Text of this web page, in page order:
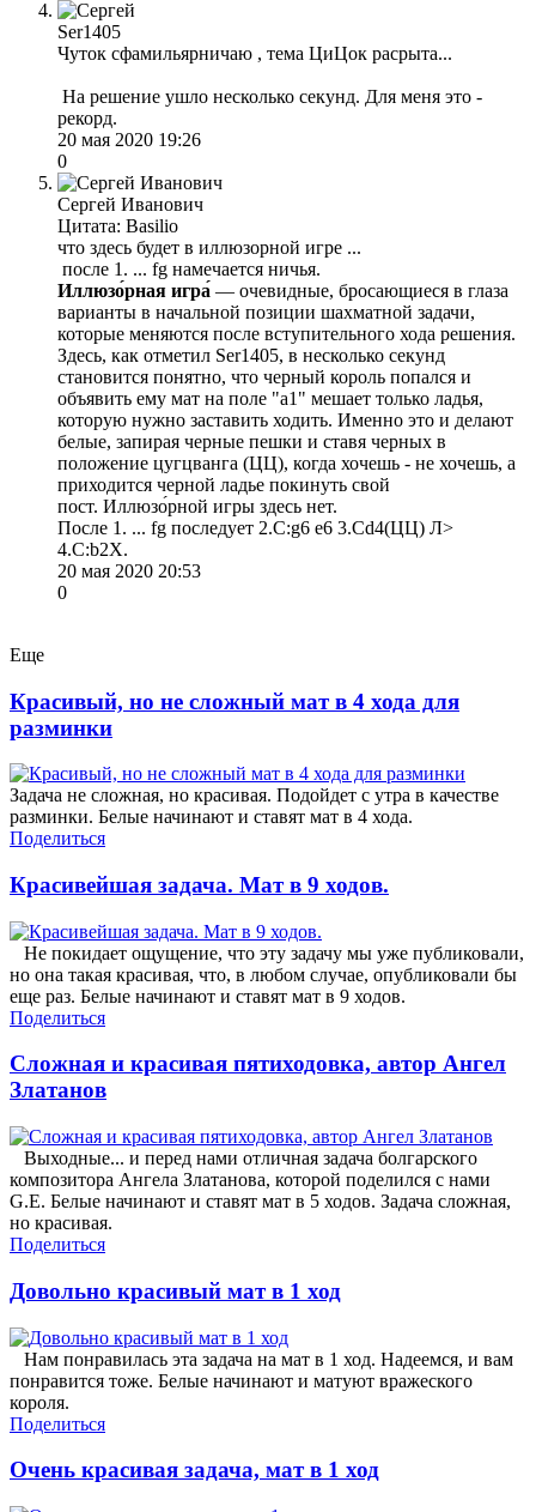
Ser1405
Чуток сфамильярничаю , тема ЦиЦок расрыта...
На решение ушло несколько секунд. Для меня это -
рекорд.
20 мая 2020 19:26
0
Сергей Иванович
Цитата: Basilio
что здесь будет в иллюзорной игре ...
после 1. ... fg намечается ничья.
Иллюзо́рная игра́ — очевидные, бросающиеся в глаза
варианты в начальной позиции шахматной задачи,
которые меняются после вступительного хода решения.
Здесь, как отметил Ser1405, в несколько секунд
становится понятно, что черный король попался и
объявить ему мат на поле "а1" мешает только ладья,
которую нужно заставить ходить. Именно это и делают
белые, запирая черные пешки и ставя черных в
положение цугцванга (ЦЦ), когда хочешь - не хочешь, а
приходится черной ладье покинуть свой
пост. Иллюзо́рной игры здесь нет.
После 1. ... fg последует 2.С:g6 е6 3.Сd4(ЦЦ) Л>
4.С:b2Х.
20 мая 2020 20:53
0
Еще
Красивый, но не сложный мат в 4 хода для
разминки
Задача не сложная, но красивая. Подойдет с утра в качестве
разминки. Белые начинают и ставят мат в 4 хода.
Поделиться
Красивейшая задача. Мат в 9 ходов.
Не покидает ощущение, что эту задачу мы уже публиковали,
но она такая красивая, что, в любом случае, опубликовали бы
еще раз. Белые начинают и ставят мат в 9 ходов.
Поделиться
Сложная и красивая пятиходовка, автор Ангел
Златанов
Выходные... и перед нами отличная задача болгарского
композитора Ангела Златанова, которой поделился с нами
G.E. Белые начинают и ставят мат в 5 ходов. Задача сложная,
но красивая.
Поделиться
Довольно красивый мат в 1 ход
Нам понравилась эта задача на мат в 1 ход. Надеемся, и вам
понравится тоже. Белые начинают и матуют вражеского
короля.
Поделиться
Очень красивая задача, мат в 1 ход